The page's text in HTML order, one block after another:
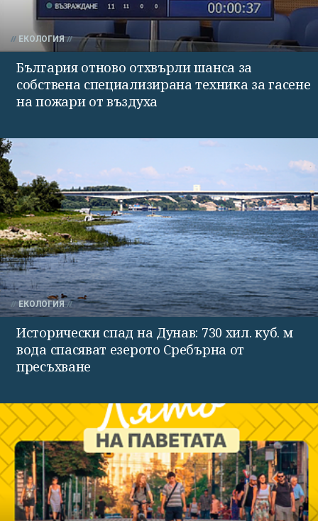
ЕКОЛОГИЯ
България отново отхвърли шанса за
собствена специализирана техника за гасене
на пожари от въздуха
ЕКОЛОГИЯ
Исторически спад на Дунав: 730 хил. куб. м
вода спасяват езерото Сребърна от
пресъхване